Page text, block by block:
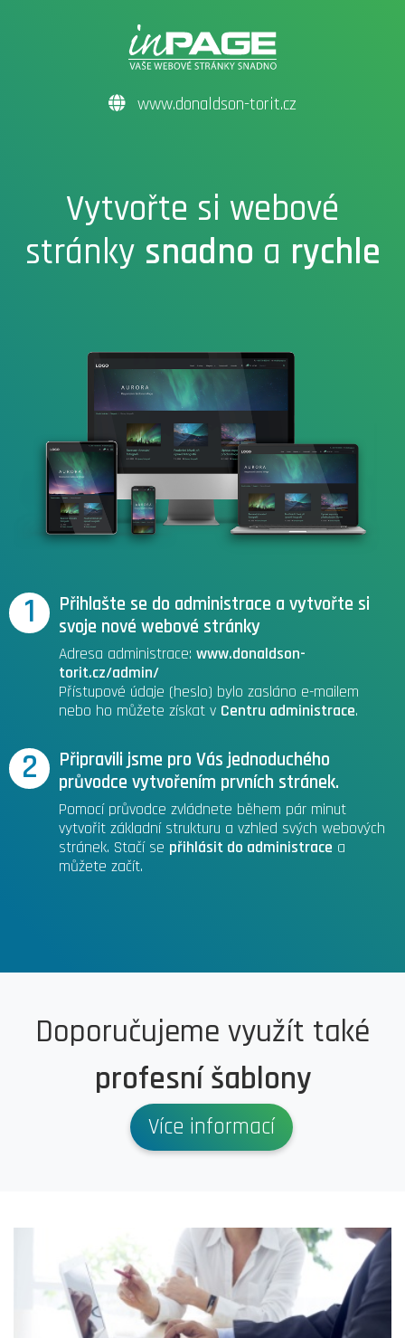
www.donaldson-torit.cz
Vytvořte si webové
stránky snadno a rychle
1
Přihlašte se do administrace a vytvořte si
svoje nové webové stránky
Adresa administrace: www.donaldson-
torit.cz/admin/
Přístupové údaje (heslo) bylo zasláno e-mailem
nebo ho můžete získat v Centru administrace.
2
Připravili jsme pro Vás jednoduchého
průvodce vytvořením prvních stránek.
Pomocí průvodce zvládnete během pár minut
vytvořit základní strukturu a vzhled svých webových
stránek. Stačí se přihlásit do administrace a
můžete začít.
Doporučujeme využít také
profesní šablony
Více informací